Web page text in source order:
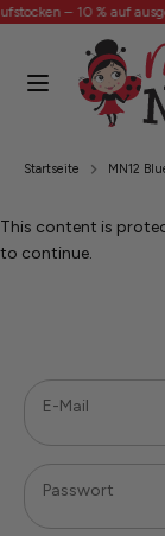
Direkt
– 10 % auf
Durchsuchen
Sie
unseren
Suchen
Shop
SALE
Unsere
★ Großhandel
Startseite MN12
This content is
to continue.
E-Mail
Passwort